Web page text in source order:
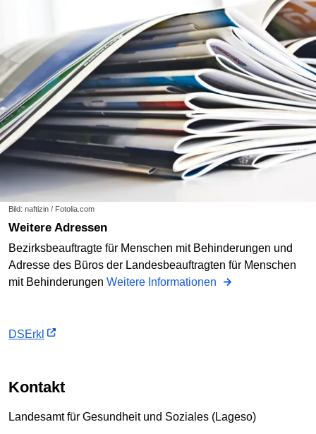
Bild: naftizin / Fotolia.com
weitere Adressen
Bezirksbeauftragte für Menschen mit Behinderungen und
Adresse des Büros der Landesbeauftragten für Menschen
mit Behinderungen Weitere Informationen
DSErkl
Kontakt
Landesamt für Gesundheit und Soziales (Lageso)